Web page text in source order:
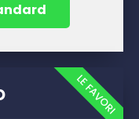
LE FAVORI